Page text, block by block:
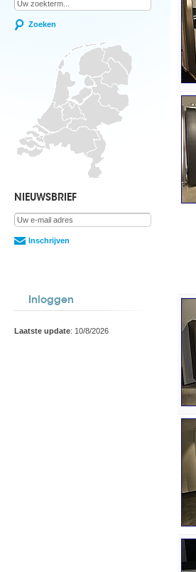
Zoeken
NIEUWSBRIEF
Inschrijven
Inloggen
Laatste update: 10/8/2026